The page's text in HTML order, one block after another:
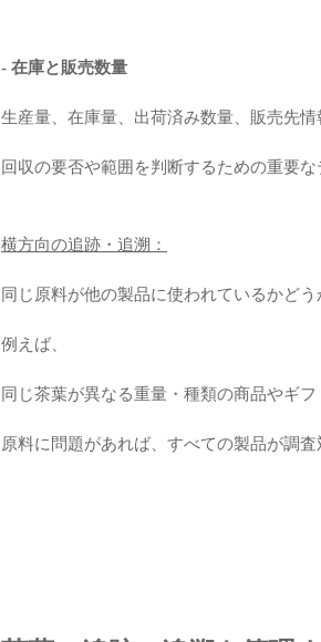
- 在庫と販売数量
生産量、在庫量、出荷済み数量、販売先情
回収の要否や範囲を判断するための重要な
横方向の追跡・追溯：
同じ原料が他の製品に使われているかどう
例えば、
同じ茶葉が異なる重量・種類の商品やギ
原料に問題があれば、すべての製品が調査